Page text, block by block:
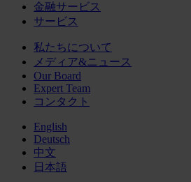
金融サービス
サービス
私たちについて
メディア&ニュース
Our Board
Expert Team
コンタクト
English
Deutsch
中文
日本語